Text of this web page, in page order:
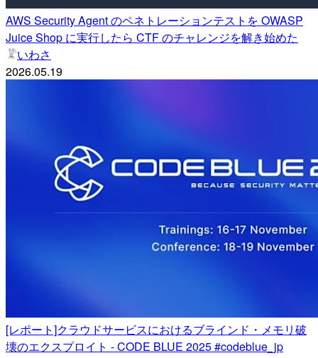
AWS Security Agent のペネトレーションテストを OWASP
Juice Shop に実行したら CTF のチャレンジを解き始めた
いわさ
2026.05.19
[レポート]クラウドサービスにおけるブラインド・メモリ破
壊のエクスプロイト - CODE BLUE 2025 #codeblue_jp